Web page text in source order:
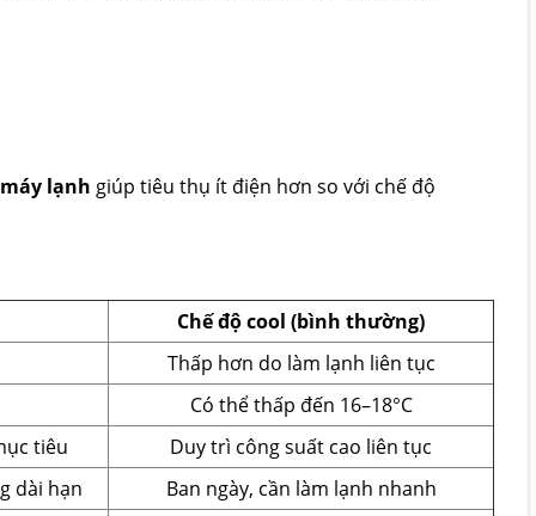
lạnh giúp tiêu thụ ít điện hơn so với chế độ
Chế độ cool (bình thường)
Thấp hơn do làm lạnh liên tục
Có thể thấp đến 16–18°C
tiêu
Duy trì công suất cao liên tục
dài hạn
Ban ngày, cần làm lạnh nhanh